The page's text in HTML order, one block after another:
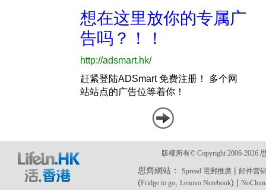
版權所有© Copyright 2006-2026
思齊網站：Spread 電郵推廣 |邮件营
(Fridge to go ,Lenovo Notebook) |